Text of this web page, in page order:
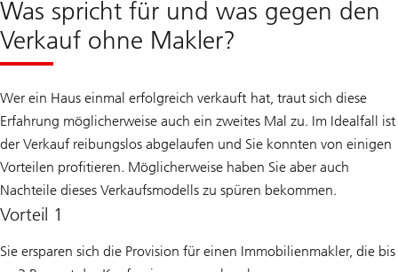
Was spricht für und was gegen den
Verkauf ohne Makler?
Wer ein Haus einmal erfolgreich verkauft hat, traut sich diese
Erfahrung möglicherweise auch ein zweites Mal zu. Im Idealfall ist
der Verkauf reibungslos abgelaufen und Sie konnten von einigen
Vorteilen profitieren. Möglicherweise haben Sie aber auch
Nachteile dieses Verkaufsmodells zu spüren bekommen.
Vorteil 1
Sie ersparen sich die Provision für einen Immobilienmakler, die bis